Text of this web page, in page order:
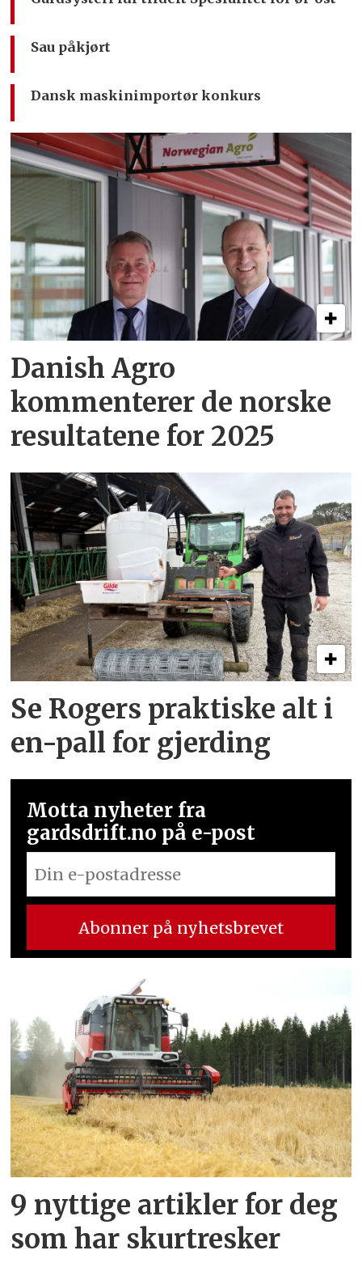
Sau påkjørt
Dansk maskinimportør konkurs
Danish Agro
kommenterer de norske
resultatene for 2025
Se Rogers praktiske alt i
en-pall for gjerding
Motta nyheter fra
gardsdrift.no på e-post
9 nyttige artikler for deg
som har skurtresker